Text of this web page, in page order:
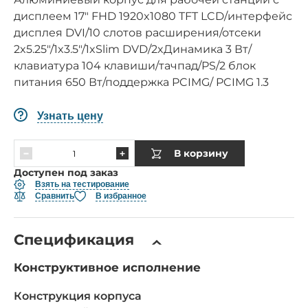
дисплеем 17" FHD 1920x1080 TFT LCD/интерфейс
дисплея DVI/10 слотов расширения/отсеки
2x5.25"/1x3.5"/1xSlim DVD/2xДинамика 3 Вт/
клавиатура 104 клавиши/тачпад/PS/2 блок
питания 650 Вт/поддержка PCIMG/ PCIMG 1.3
Узнать цену
В корзину
Доступен под заказ
Взять на тестирование
Сравнить
В избранное
Спецификация
Конструктивное исполнение
Конструкция корпуса